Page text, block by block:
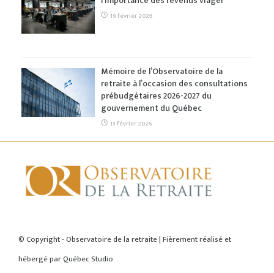
19 février 2026
Mémoire de l’Observatoire de la
retraite à l’occasion des consultations
prébudgétaires 2026-2027 du
gouvernement du Québec
13 février 2026
© Copyright - Observatoire de la retraite | Fièrement réalisé et
hébergé parQuébec Studio